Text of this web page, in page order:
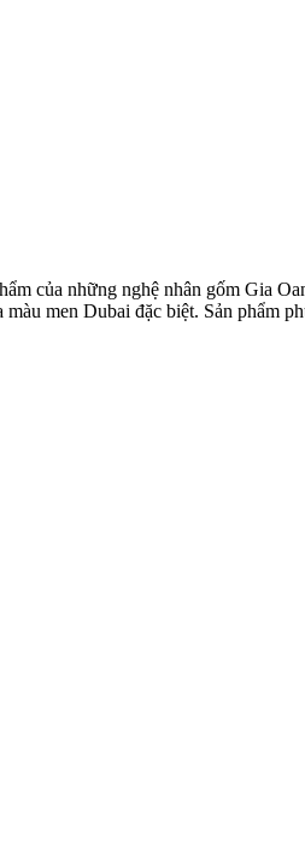
của những nghệ nhân gốm Gia
men Dubai đặc biệt. Sản phẩm